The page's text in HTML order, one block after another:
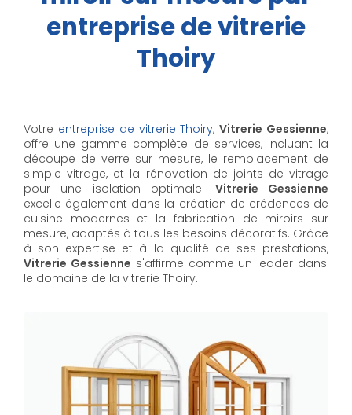
entreprise de vitrerie
Thoiry
Votre entreprise de vitrerie Thoiry,Vitrerie Gessienne,
offre une gamme complète de services, incluant la
découpe de verre sur mesure, le remplacement de
simple vitrage, et la rénovation de joints de vitrage
pour une isolation optimale. Vitrerie Gessienne
excelle également dans la création de crédences de
cuisine modernes et la fabrication de miroirs sur
mesure, adaptés à tous les besoins décoratifs. Grâce
à son expertise et à la qualité de ses prestations,
Vitrerie Gessienne s'affirme comme un leader dans
le domaine de la vitrerie Thoiry.